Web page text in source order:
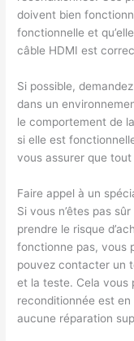
doivent bien
fonctionnelle et
câble HDMI est
Si possible,
dans un
le comportement de
si elle est
vous assurer que
Faire appel à un
Si vous n’êtes pas
prendre le risque
fonctionne pas, vous
pouvez contacter un
et la teste. Cela vous
reconditionnée est
aucune réparation